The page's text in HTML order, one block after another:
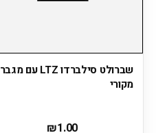
שברולט סילברדו LTZ עם מגבר
מקורי
₪1.00